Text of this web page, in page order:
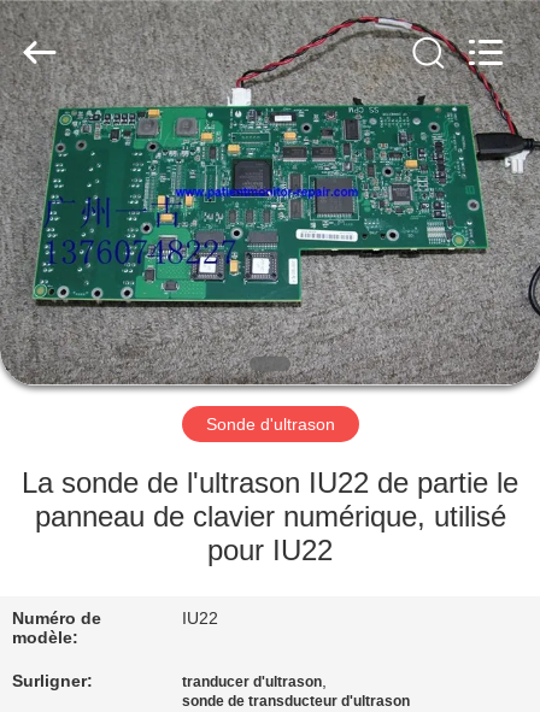
À
LA
MAISON
PRODUITS
VIDÉOS
PROPOS
DE
VISITE
DE
Guangzhou
YIGU
Medical
Equipment
Service
Co.,Ltd.
All
Rights
Reserved.
Sonde d'ultrason
La sonde de l'ultrason IU22 de partie le
panneau de clavier numérique, utilisé
pour IU22
Numéro de
modèle:
IU22
Surligner: tranducer d'ultrason,
sonde de transducteur d'ultrason